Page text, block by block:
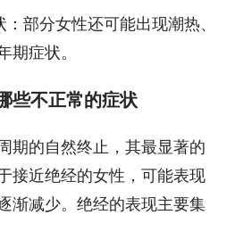
分女性还可能出现潮热、
期症状。
不正常的症状
的自然终止，其最显著的
接近绝经的女性，可能表现
渐减少。绝经的表现主要集